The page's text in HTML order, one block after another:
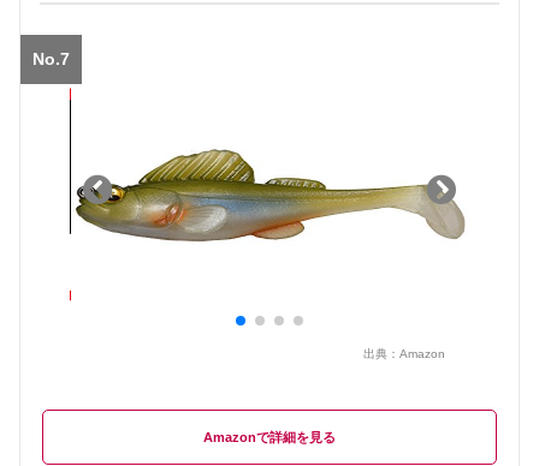
No.7
出典： Amazon
Amazon